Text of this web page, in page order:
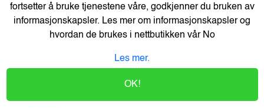
Obs, kun2 Stk. til denne tilbudsprisen
205,-
fortsetter å bruke tjenestene våre, godkjenner du bruken av
informasjonskapsler. Les mer om informasjonskapsler og
hvordan de brukes i nettbutikken vårNo
Les mer.
OK!